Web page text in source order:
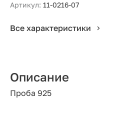
Артикул: 11-0216-07
Все характеристики
Описание
Проба 925